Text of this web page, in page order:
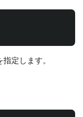
定します。